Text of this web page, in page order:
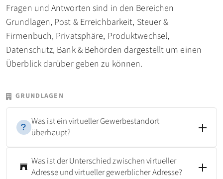
Fragen und Antworten sind in den Bereichen
Grundlagen, Post & Erreichbarkeit, Steuer &
Firmenbuch, Privatsphäre, Produktwechsel,
Datenschutz, Bank & Behörden dargestellt um einen
Überblick darüber geben zu können.
GRUNDLAGEN
Was ist ein virtueller Gewerbestandort
überhaupt?
Was ist der Unterschied zwischen virtueller
Adresse und virtueller gewerblicher Adresse?